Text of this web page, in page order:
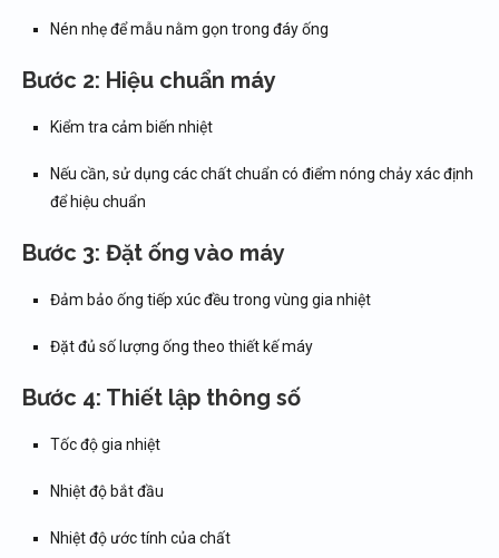
Nén nhẹ để mẫu nằm gọn trong đáy ống
Bước 2: Hiệu chuẩn máy
Kiểm tra cảm biến nhiệt
Nếu cần, sử dụng các chất chuẩn có điểm nóng chảy xác định
để hiệu chuẩn
Bước 3: Đặt ống vào máy
Đảm bảo ống tiếp xúc đều trong vùng gia nhiệt
Đặt đủ số lượng ống theo thiết kế máy
Bước 4: Thiết lập thông số
Tốc độ gia nhiệt
Nhiệt độ bắt đầu
Nhiệt độ ước tính của chất